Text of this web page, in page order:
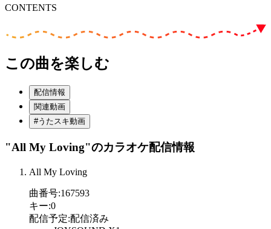
CONTENTS
この曲を楽しむ
配信情報
関連動画
#うたスキ動画
"All My Loving"のカラオケ配信情報
All My Loving
曲番号:167593
キー:0
配信予定:配信済み